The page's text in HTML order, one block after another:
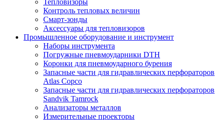
Тепловизоры
Контроль тепловых величин
Смарт-зонды
Аксессуары для тепловизоров
Промышленное оборудование и инструмент
Наборы инструмента
Погружные пневмоударники DTH
Коронки для пневмоударного бурения
Запасные части для гидравлических перфораторов
Atlas Copco
Запасные части для гидравлических перфораторов
Sandvik Tamrock
Анализаторы металлов
Измерительные проекторы